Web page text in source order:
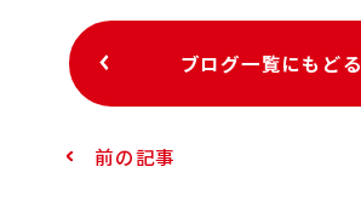
前の記事
ブログ一覧にもどる